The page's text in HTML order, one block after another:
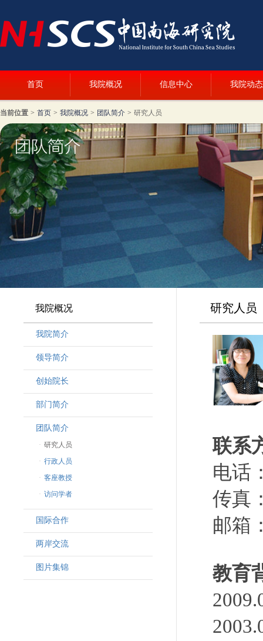
首页 我院概况 信息中心 我院动态
当前位置 > 首页 > 我院概况 > 团队简介 > 研究人员
我院概况
我院简介
领导简介
· 韩晶磊副院长
· 周勇副院长
林勇新副院长
创始院长
部门简介
团队简介
· 研究人员
· 行政人员
· 客座教授
· 访问学者
国际合作
两岸交流
图片集锦
研究人员
联系
电话
传真
邮箱
教育